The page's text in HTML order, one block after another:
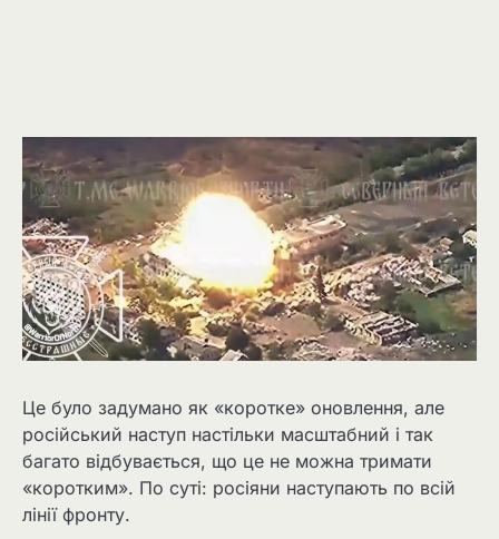
Це було задумано як «коротке» оновлення, але
російський наступ настільки масштабний і так
багато відбувається, що це не можна тримати
«коротким». По суті: росіяни наступають по всій
лінії фронту.